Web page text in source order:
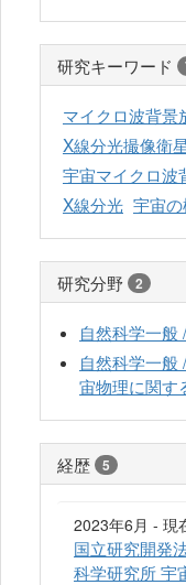
研究キーワード
マイクロ波背景
X線分光撮像衛
宇宙マイクロ波
X線分光 宇宙
研究分野 2
自然科学一般
自然科学一般
宙物理に関す
経歴 5
2023年6月 - 現
国立研究開発
科学研究所 宇